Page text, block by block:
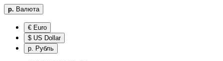
р. Валюта
€ Euro
$ US Dollar
р. Рубль